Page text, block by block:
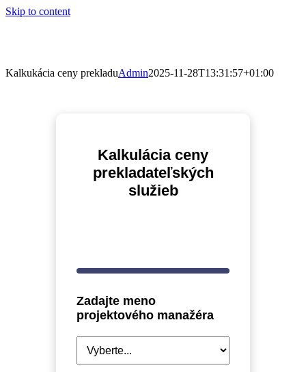
Skip to content
Kalkukácia ceny prekladuAdmin2025-11-28T13:31:57+01:00
Kalkulácia ceny
prekladateľských
služieb
Zadajte meno
projektového manažéra